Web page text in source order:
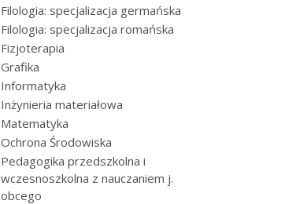
Filologia: specjalizacja germańska
Filologia: specjalizacja romańska
Fizjoterapia
Grafika
Informatyka
Inżynieria materiałowa
Matematyka
Ochrona Środowiska
Pedagogika przedszkolna i
wczesnoszkolna z nauczaniem j.
obcego